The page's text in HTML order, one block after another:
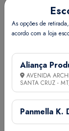
BRASIL, RIO
NORTE DE
FEVEREIRO
NECESSIDADE
Espaçamento
Nº de plantas /
Nº aproximado
Necessidade (g/
As opções de
acordo com a loja
Aliança
AVENIDA
SANTA CRUZ -
Panmella K.